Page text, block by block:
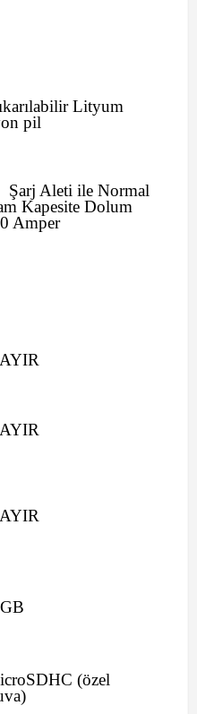
Lityum
pil
Aleti ile Normal
Kapesite Dolum
Amper
(özel